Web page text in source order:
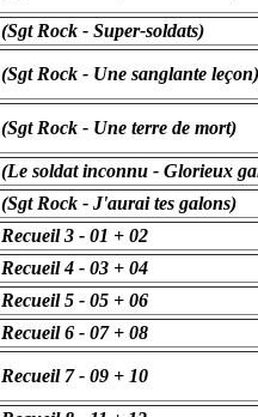
(Sgt Rock - Super-soldats)
(Sgt Rock - Une sanglante leçon)
(Sgt Rock - Une terre de mort)
(Le soldat inconnu - Glorieux
(Sgt Rock - J'aurai tes galons)
Recueil 3 - 01 + 02
Recueil 4 - 03 + 04
Recueil 5 - 05 + 06
Recueil 6 - 07 + 08
Recueil 7 - 09 + 10